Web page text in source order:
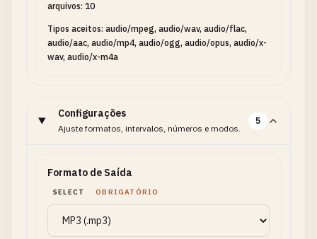
arquivos: 10
Tipos aceitos: audio/mpeg, audio/wav, audio/flac,
audio/aac, audio/mp4, audio/ogg, audio/opus, audio/x-
wav, audio/x-m4a
Configurações
Ajuste formatos, intervalos, números e modos.
5
Formato de Saída
SELECT OBRIGATÓRIO